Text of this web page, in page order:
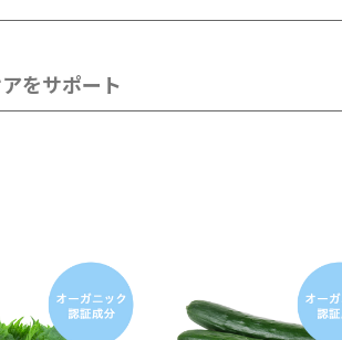
をサポート